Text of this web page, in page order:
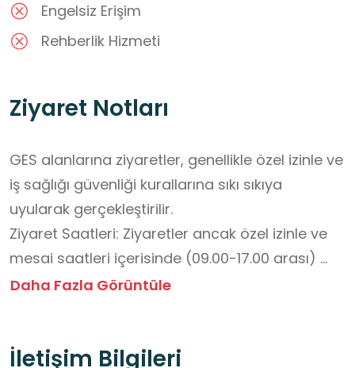
Engelsiz Erişim
Rehberlik Hizmeti
Ziyaret Notları
GES alanlarına ziyaretler, genellikle özel izinle ve
iş sağlığı güvenliği kurallarına sıkı sıkıya
uyularak gerçekleştirilir.
Ziyaret Saatleri: Ziyaretler ancak özel izinle ve
mesai saatleri içerisinde (09.00-17.00 arası)
mümkündür. Serbest ziyaret saatleri yoktur.
kesinlikle dokunulmamalıdır.
Daha Fazla Görüntüle
İletişim Bilgileri